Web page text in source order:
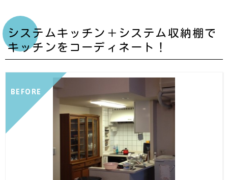
システムキッチン＋システム収納棚で
キッチンをコーディネート！
BEFORE